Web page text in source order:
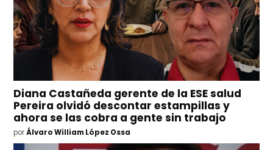
Diana Castañeda gerente de la ESE salud
Pereira olvidó descontar estampillas y
ahora se las cobra a gente sin trabajo
por Álvaro William López Ossa